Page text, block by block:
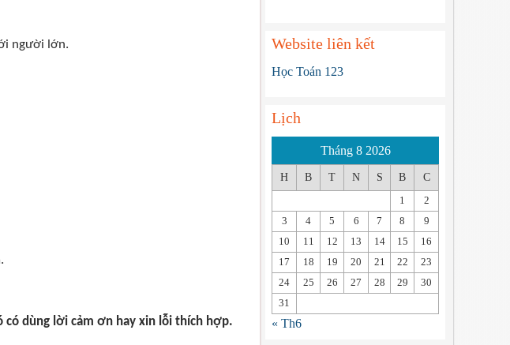
người lớn.
có dùng lời cảm ơn hay xin lỗi thích hợp.
Website liên kết
Học Toán 123
Lịch
Tháng 8 2026
H B T N S B C
1
2
3
4 5 6 7 8
9
10
11 12 13 14 15
16
17
18 19 20 21 22
23
24
25 26 27 28 29
30
31
« Th6